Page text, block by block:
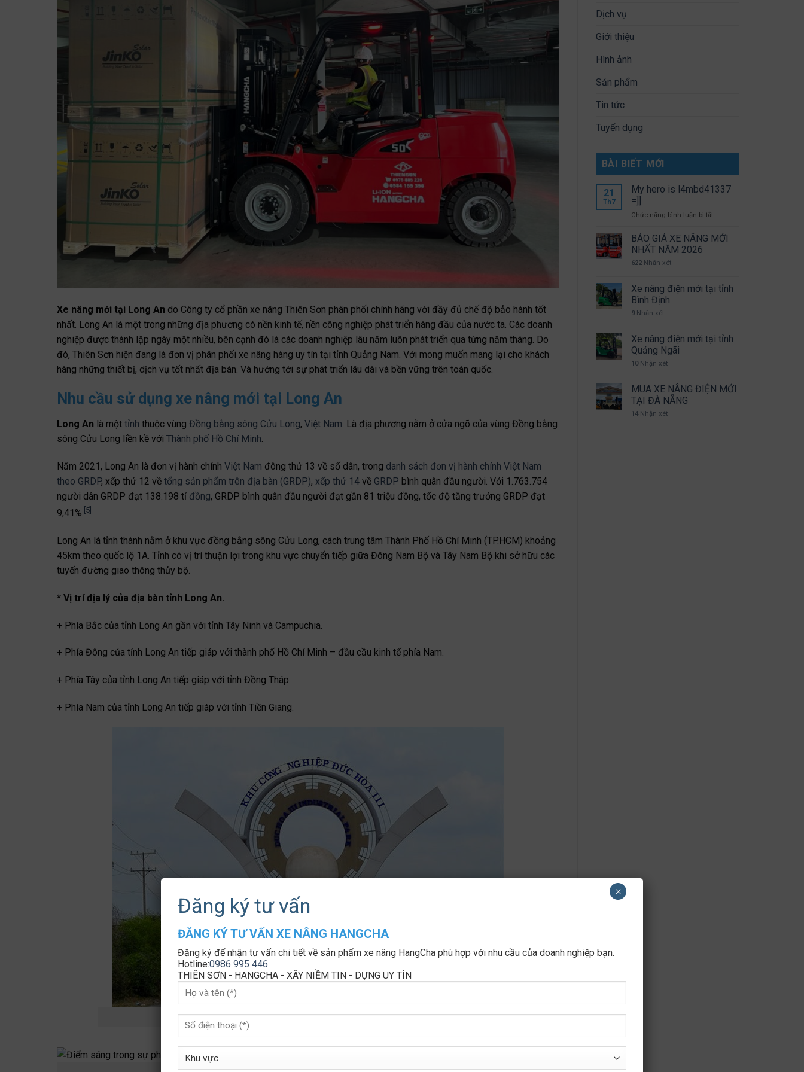
Xe nâng mới tại Long An do Công ty cổ phần xe nâng Thiên Sơn phân phối chính hãng với đầy đủ chế độ bảo hành tốt
nhất. Long An là một trong những địa phương có nền kinh tế, nền công nghiệp phát triển hàng đầu của nước ta. Các doanh
nghiệp được thành lập ngày một nhiều, bên cạnh đó là các doanh nghiệp lâu năm luôn phát triển qua từng năm tháng. Do
đó, Thiên Sơn hiện đang là đơn vị phân phối xe nâng hàng uy tín tại tỉnh Quảng Nam. Với mong muốn mang lại cho khách
hàng những thiết bị, dịch vụ tốt nhất địa bàn. Và hướng tới sự phát triển lâu dài và bền vững trên toàn quốc.
Nhu cầu sử dụng xe nâng mới tại Long An
Long An là một tỉnh thuộc vùng Đồng bằng sông Cửu Long, Việt Nam. Là địa phương nằm ở cửa ngõ của vùng Đồng bằng
sông Cửu Long liền kề với Thành phố Hồ Chí Minh.
Năm 2021, Long An là đơn vị hành chính Việt Nam đông thứ 13 về số dân, trong danh sách đơn vị hành chính Việt Nam
theo GRDP, xếp thứ 12 về tổng sản phẩm trên địa bàn (GRDP), xếp thứ 14về GRDP bình quân đầu người. Với 1.763.754
người dân GRDP đạt 138.198 tỉ đồng, GRDP bình quân đầu người đạt gần 81 triệu đồng, tốc độ tăng trưởng GRDP đạt
9,41%. 5]
Long An là tỉnh thành nằm ở khu vực đồng bằng sông Cửu Long, cách trung tâm Thành Phố Hồ Chí Minh (TP.HCM) khoảng
45km theo quốc lộ 1A. Tỉnh có vị trí thuận lợi trong khu vực chuyển tiếp giữa Đông Nam Bộ và Tây Nam Bộ khi sở hữu các
tuyến đường giao thông thủy bộ.
* Vị trí địa lý của địa bàn tỉnh Long An.
+ Phía Bắc của tỉnh Long An gần với tỉnh Tây Ninh và Campuchia.
+ Phía Đông của tỉnh Long An tiếp giáp với thành phố Hồ Chí Minh – đầu cầu kinh tế phía Nam.
+ Phía Tây của tỉnh Long An tiếp giáp với tỉnh Đồng Tháp.
+ Phía Nam của tỉnh Long An tiếp giáp với tỉnh Tiền Giang.
Khu Công Nghiệp Đức Hòa
Dịch vụ
Giới thiệu
Hình ảnh
Sản phẩm
Tin tức
Tuyển dụng
BÀI BIẾT MỚI
21
Th7
My hero is l4mbd41337
=]]
Chức năng bình luận bị tắtở
hero
BÁO GIÁ XE NÂNG MỚI
NHẤT NĂM 2026
622Nhận xét
Xe nâng điện mới tại tỉnh
Bình Định
9Nhận xét
Xe nâng điện mới tại tỉnh
Quảng Ngãi
10Nhận xét
MUA XE NÂNG ĐIỆN MỚI
TẠI ĐÀ NẴNG
14 Nhận xét
Đăng ký tư vấn
ĐĂNG KÝ TƯ VẤN XE NÂNG HANGCHA
Đăng ký để nhận tư vấn chi tiết về sản phẩm xe nâng HangCha phù hợp với nhu cầu của doanh nghiệp bạn.
Hotline:0986 995 446
THIÊN SƠN - HANGCHA - XÂY NIỀM TIN - DỰNG UY TÍN
×